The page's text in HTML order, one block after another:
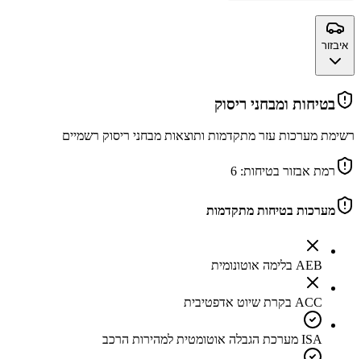
איבזור
בטיחות ומבחני ריסוק
רשימת מערכות עזר מתקדמות ותוצאות מבחני ריסוק רשמיים
רמת אבזור בטיחות: 6
מערכות בטיחות מתקדמות
AEB בלימה אוטונומית
ACC בקרת שיוט אדפטיבית
ISA מערכת הגבלה אוטומטית למהירות הרכב